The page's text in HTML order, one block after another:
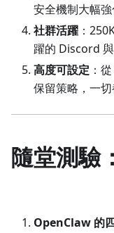
安全機制大幅
社群活躍 ：
躍的 Discord
高度可設定 ：
保留策略，一
隨堂測驗
OpenClaw 的